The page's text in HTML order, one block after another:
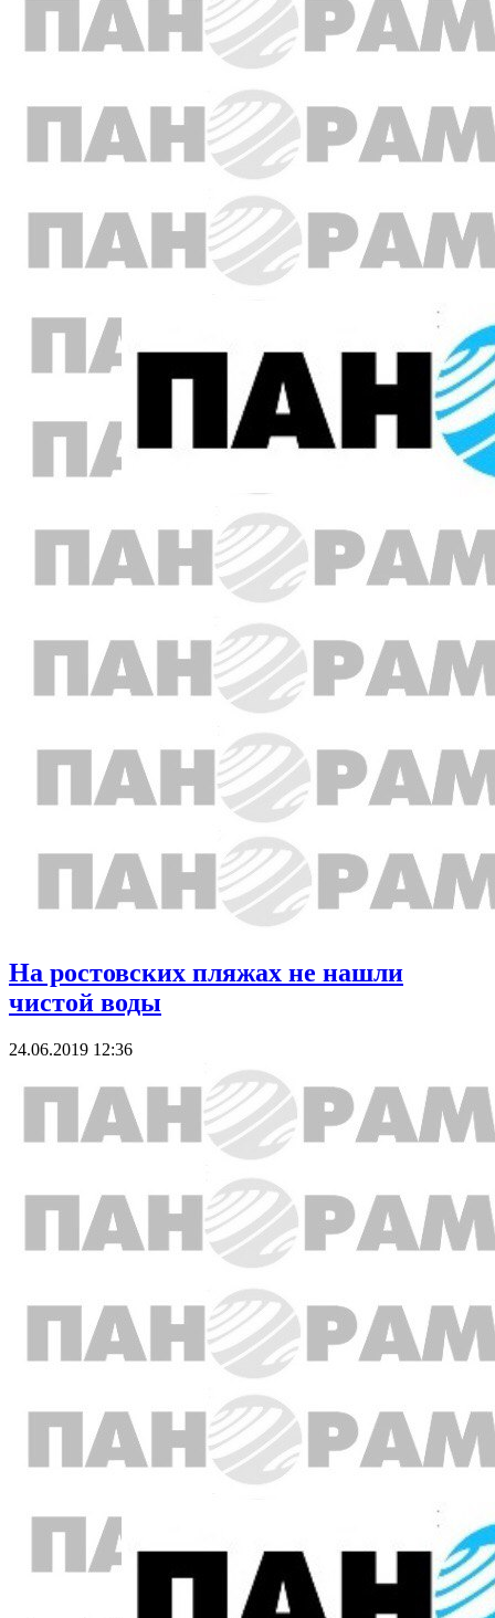
На ростовских пляжах не нашли
чистой воды
24.06.2019 12:36